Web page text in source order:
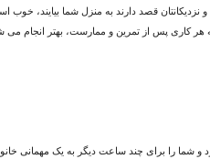
قصد دارند به منزل شما بیایند،
کاری پس از تمرین و ممارست، بهتر انجام می
و شما را برای چند ساعت دیگر به یک مهمانی